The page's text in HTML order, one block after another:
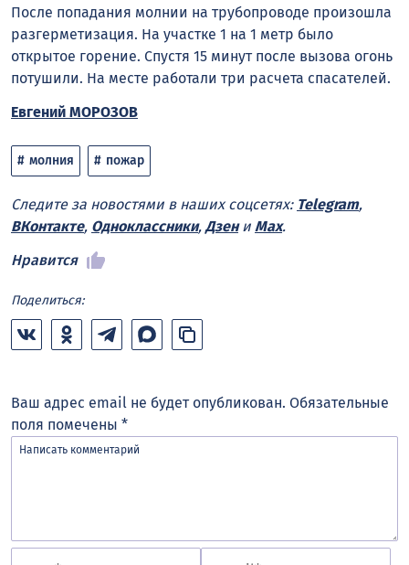
После попадания молнии на трубопроводе произошла
разгерметизация. На участке 1 на 1 метр было
открытое горение. Спустя 15 минут после вызова огонь
потушили. На месте работали три расчета спасателей.
Евгений МОРОЗОВ
молния пожар
Следите за новостями в наших соцсетях: Telegram,
ВКонтакте, Одноклассники, Дзени Max.
Нравится
Поделиться:
Ваш адрес email не будет опубликован. Обязательные
поля помечены *